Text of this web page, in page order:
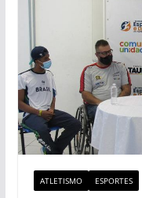
ATLETISMO ESPORTES